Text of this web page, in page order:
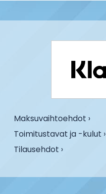
Maksuvaihtoehdot ›
Toimitustavat ja -kulut ›
Tilausehdot ›